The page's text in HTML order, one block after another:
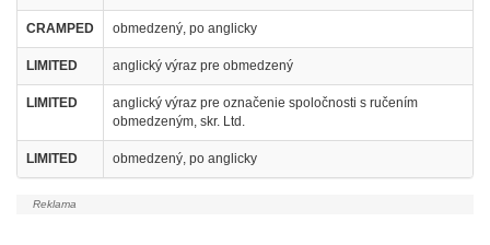
CRAMPED obmedzený, po anglicky
LIMITED anglický výraz pre obmedzený
LIMITED
anglický výraz pre označenie spoločnosti s ručením
obmedzeným, skr. Ltd.
LIMITED obmedzený, po anglicky